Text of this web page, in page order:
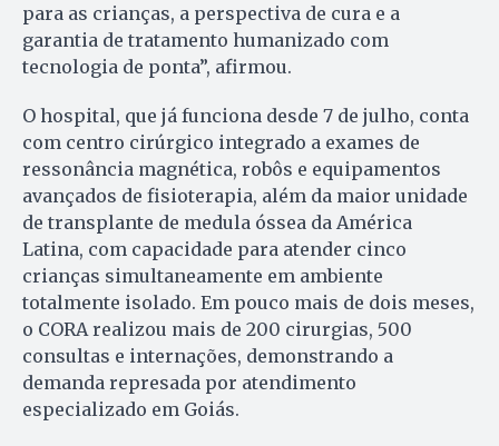
para as crianças, a perspectiva de cura e a
garantia de tratamento humanizado com
tecnologia de ponta”, afirmou.
O hospital, que já funciona desde 7 de julho, conta
com centro cirúrgico integrado a exames de
ressonância magnética, robôs e equipamentos
avançados de fisioterapia, além da maior unidade
de transplante de medula óssea da América
Latina, com capacidade para atender cinco
crianças simultaneamente em ambiente
totalmente isolado. Em pouco mais de dois meses,
o CORA realizou mais de 200 cirurgias, 500
consultas e internações, demonstrando a
demanda represada por atendimento
especializado em Goiás.